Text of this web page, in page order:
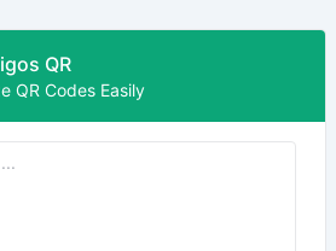
QR
QR Codes Easily